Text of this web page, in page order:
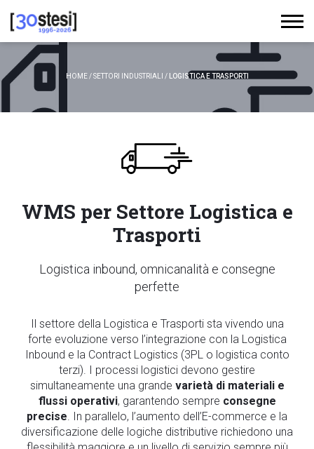
HOME/SETTORI INDUSTRIALI / LOGISTICA E TRASPORTI
WMS per Settore Logistica e
Trasporti
Logistica inbound, omnicanalità e consegne
perfette
Il settore della Logistica e Trasporti sta vivendo una
forte evoluzione verso l’integrazione con la Logistica
Inbound e la Contract Logistics (3PL o logistica conto
terzi). I processi logistici devono gestire
simultaneamente una grande varietà di materiali e
flussi operativi, garantendo sempre consegne
precise. In parallelo, l’aumento dell’E-commerce e la
diversificazione delle logiche distributive richiedono una